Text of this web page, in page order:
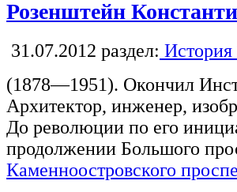
Розенштейн
31.07.2012 раздел: История
(1878—1951). Окончил
Архитектор, инженер,
До революции по его
продолжении Большого
Каменноостровского